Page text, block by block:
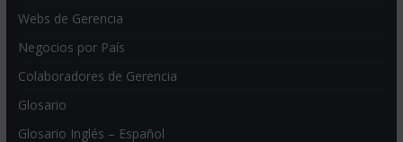
Webs de Gerencia
Negocios por País
Colaboradores de Gerencia
Glosario
Glosario Inglés – Español